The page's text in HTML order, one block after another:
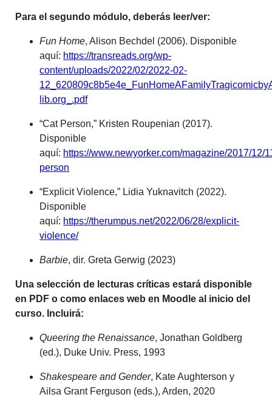
Para el segundo módulo, deberás leer/ver:
Fun Home, Alison Bechdel (2006). Disponible
aquí: https://transreads.org/wp-
content/uploads/2022/02/2022-02-
lib.org_.pdf
“Cat Person,” Kristen Roupenian (2017).
Disponible
aquí: https://www.newyorker.com/magazine/2017/12/
person
“Explicit Violence,” Lidia Yuknavitch (2022).
Disponible
aquí: https://therumpus.net/2022/06/28/explicit-
violence/
Barbie, dir. Greta Gerwig (2023)
Una selección de lecturas críticas estará disponible
en PDF o como enlaces web en Moodle al inicio del
curso. Incluirá:
Queering the Renaissance, Jonathan Goldberg
(ed.), Duke Univ. Press, 1993
Shakespeare and Gender, Kate Aughterson y
Ailsa Grant Ferguson (eds.), Arden, 2020